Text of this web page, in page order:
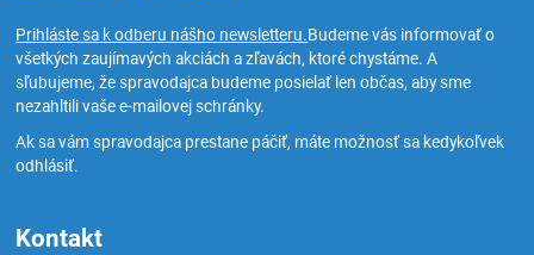
Prihláste sa k odberu nášho newsletteru.Budeme vás informovať o
všetkých zaujímavých akciách a zľavách, ktoré chystáme. A
sľubujeme, že spravodajca budeme posielať len občas, aby sme
nezahltili vaše e-mailovej schránky.
Ak sa vám spravodajca prestane páčiť, máte možnosť sa kedykoľvek
odhlásiť.
Kontakt